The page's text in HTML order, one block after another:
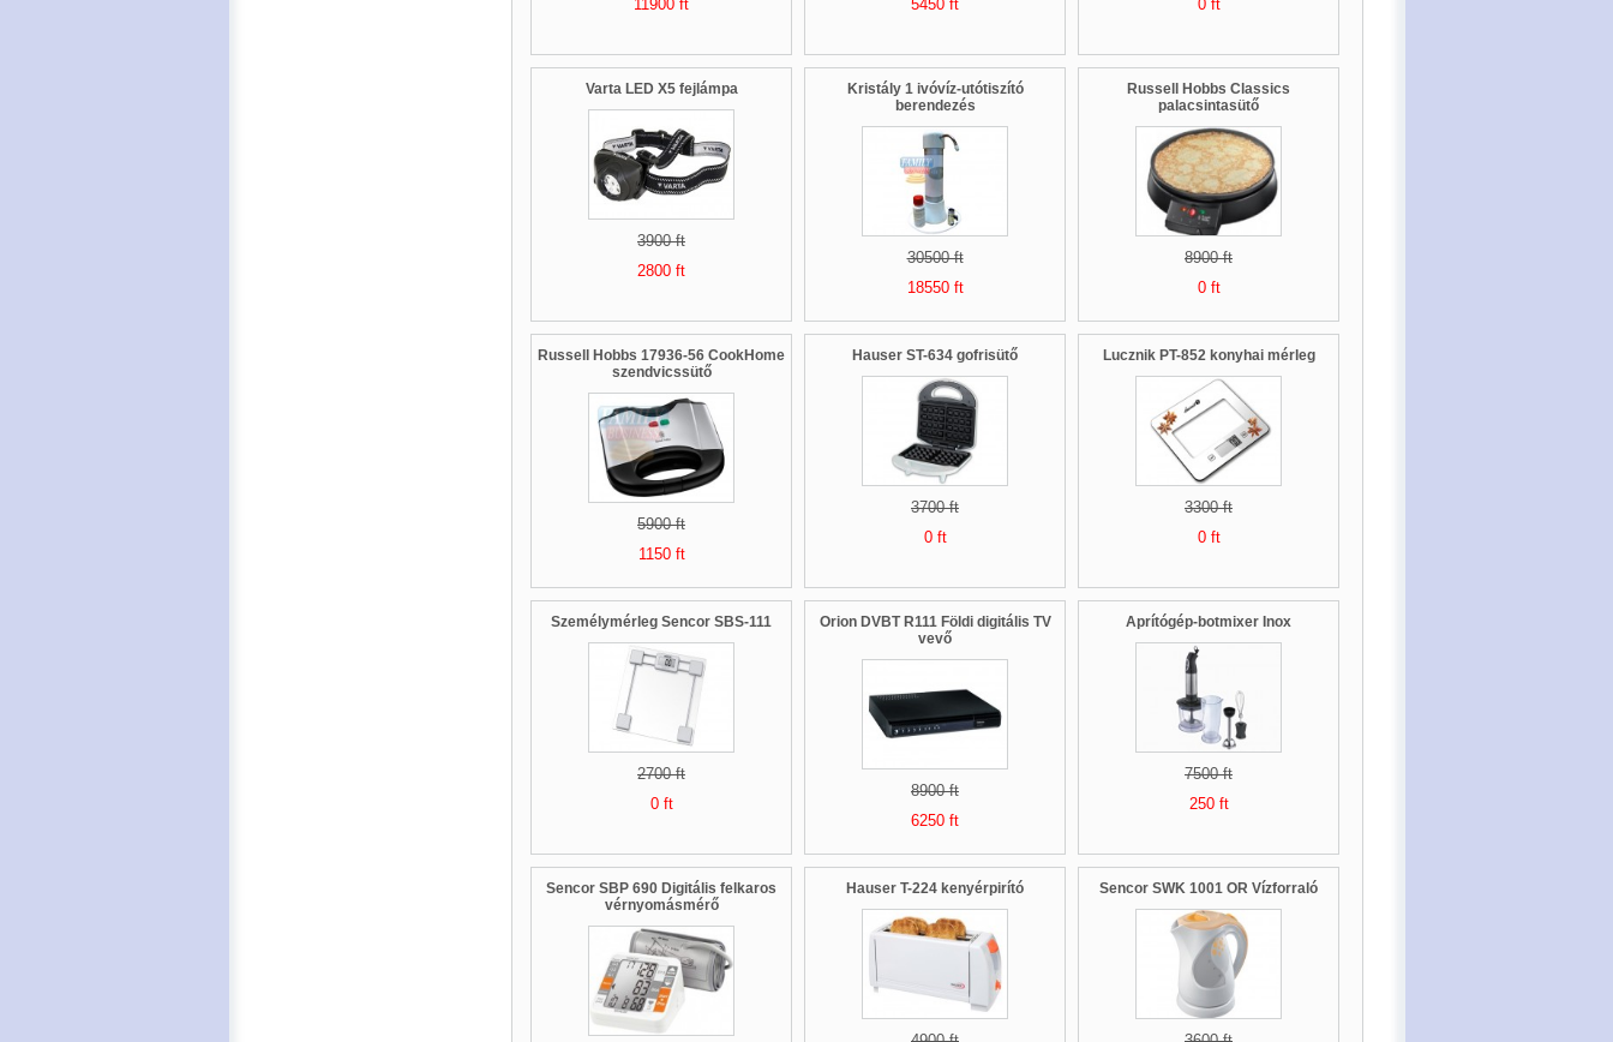
11900 ft
5450 ft
0 ft
Varta LED X5 fejlámpa
3900 ft
2800 ft
Kristály 1 ivóvíz-utótiszító
berendezés
30500 ft
18550 ft
Russell Hobbs Classics
palacsintasütő
8900 ft
0 ft
Russell Hobbs 17936-56 CookHome
szendvicssütő
5900 ft
1150 ft
Hauser ST-634 gofrisütő
3700 ft
0 ft
Lucznik PT-852 konyhai mérleg
3300 ft
0 ft
Személymérleg Sencor SBS-111
2700 ft
0 ft
Orion DVBT R111 Földi digitális TV
vevő
8900 ft
6250 ft
Aprítógép-botmixer Inox
7500 ft
250 ft
Sencor SBP 690 Digitális felkaros
vérnyomásmérő
Hauser T-224 kenyérpirító Sencor SWK 1001 OR Vízforraló